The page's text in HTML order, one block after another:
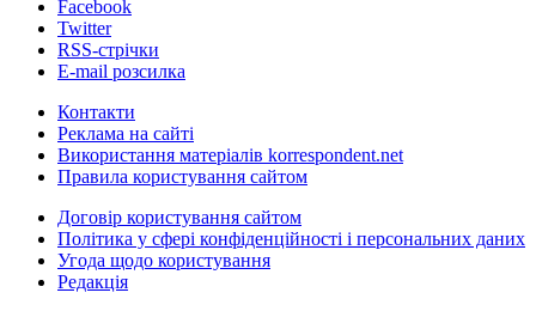
Facebook
Twitter
RSS-стрічки
E-mail розсилка
Контакти
Реклама на сайті
Використання матеріалів korrespondent.net
Правила користування сайтом
Договір користування сайтом
Політика у сфері конфіденційності і персональних даних
Угода щодо користування
Редакція